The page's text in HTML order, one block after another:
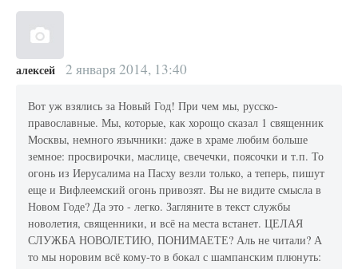
алексей 2 января 2014, 13:40
Вот уж взялись за Новый Год! При чем мы, русско-
православные. Мы, которые, как хорощо сказал 1 священник
Москвы, немного язычники: даже в храме любим больше
земное: просвирочки, маслице, свечечки, поясочки и т.п. То
огонь из Иерусалима на Пасху везли только, а теперь, пишут
еще и Вифлеемский огонь привозят. Вы не видите смысла в
Новом Годе? Да это - легко. Загляните в текст службы
новолетия, священники, и всё на места встанет. ЦЕЛАЯ
СЛУЖБА НОВОЛЕТИЮ, ПОНИМАЕТЕ? Аль не читали? А
то мы норовим всё кому-то в бокал с шампанским плюнуть: